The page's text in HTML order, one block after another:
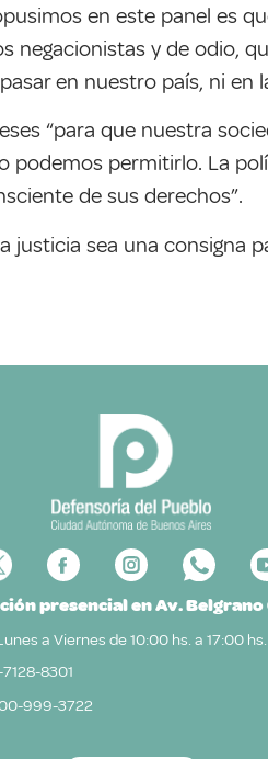
en este panel es
negacionistas y de odio,
en nuestro país, ni en
“para que nuestra
podemos permitirlo. La
de sus derechos”.
justicia sea una consigna
presencial en Av. Belgrano
a Viernes de 10:00 hs. a 17:00 hs.
7128-8301
999-3722